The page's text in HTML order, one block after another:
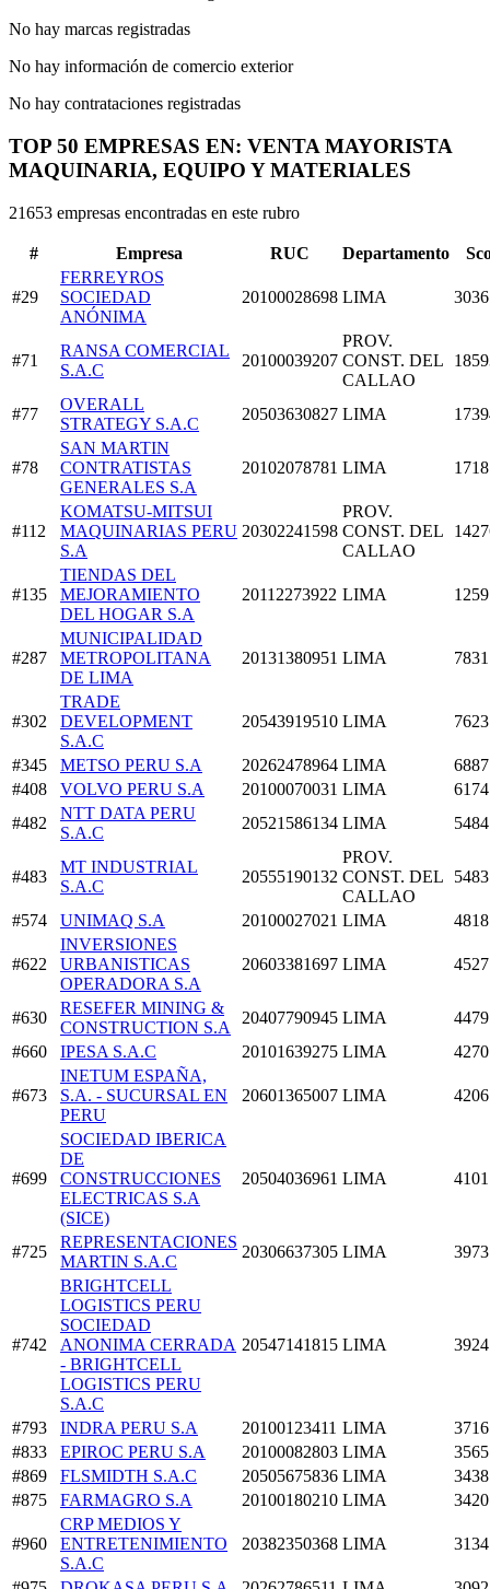
No hay marcas registradas
No hay información de comercio exterior
No hay contrataciones registradas
TOP 50 EMPRESAS EN: VENTA MAYORISTA
MAQUINARIA, EQUIPO Y MATERIALES
21653 empresas encontradas en este rubro
# Empresa RUC Departamento
#29
FERREYROS
SOCIEDAD
ANÓNIMA
20100028698 LIMA
#71
RANSA COMERCIAL
S.A.C
20100039207
PROV.
CONST. DEL
CALLAO
#77
OVERALL
STRATEGY S.A.C
20503630827 LIMA
#78
SAN MARTIN
CONTRATISTAS
GENERALES S.A
20102078781 LIMA
#112
KOMATSU-MITSUI
MAQUINARIAS PERU
S.A
20302241598
PROV.
CONST. DEL
CALLAO
#135
TIENDAS DEL
MEJORAMIENTO
DEL HOGAR S.A
20112273922 LIMA
#287
MUNICIPALIDAD
METROPOLITANA
DE LIMA
20131380951 LIMA
#302
TRADE
DEVELOPMENT
S.A.C
20543919510 LIMA
#345 METSO PERU S.A 20262478964 LIMA
#408
VOLVO PERU S.A 20100070031 LIMA
#482
NTT DATA PERU
S.A.C
20521586134 LIMA
#483
MT INDUSTRIAL
S.A.C
20555190132
PROV.
CONST. DEL
CALLAO
#574 UNIMAQ S.A 20100027021 LIMA
#622
INVERSIONES
URBANISTICAS
OPERADORA S.A
20603381697 LIMA
#630
RESEFER MINING &
CONSTRUCTION S.A
20407790945 LIMA
#660
IPESA S.A.C 20101639275 LIMA
#673
INETUM ESPAÑA,
S.A. - SUCURSAL EN
PERU
20601365007 LIMA
#699
SOCIEDAD IBERICA
DE
CONSTRUCCIONES
ELECTRICAS S.A
(SICE)
20504036961 LIMA
#725
REPRESENTACIONES
MARTIN S.A.C
20306637305 LIMA
#742
BRIGHTCELL
LOGISTICS PERU
SOCIEDAD
ANONIMA CERRADA
- BRIGHTCELL
LOGISTICS PERU
S.A.C
20547141815 LIMA
#793 INDRA PERU S.A 20100123411 LIMA
#833
EPIROC PERU S.A 20100082803 LIMA
#869
FLSMIDTH S.A.C 20505675836 LIMA
#875
FARMAGRO S.A 20100180210 LIMA
#960
CRP MEDIOS Y
ENTRETENIMIENTO
S.A.C
20382350368 LIMA